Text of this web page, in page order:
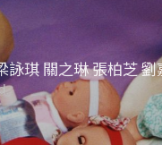
詠琪 關之琳 張柏芝 劉